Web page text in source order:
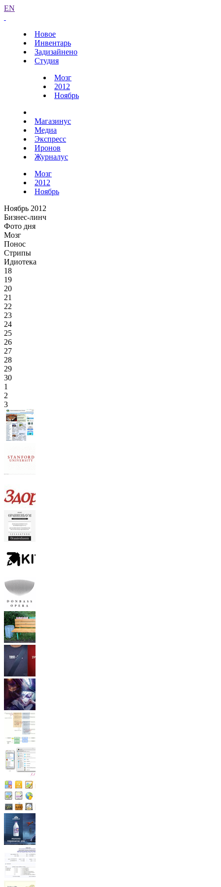
EN
Новое
Инвентарь
Задизайнено
Студия
Мозг
2012
Ноябрь
Магазинус
Медиа
Экспресс
Иронов
Журналус
Мозг
2012
Ноябрь
Ноябрь 2012
Бизнес-линч
Фото дня
Мозг
Понос
Стрипы
Идиотека
18
19
20
21
22
23
24
25
26
27
28
29
30
1
2
3